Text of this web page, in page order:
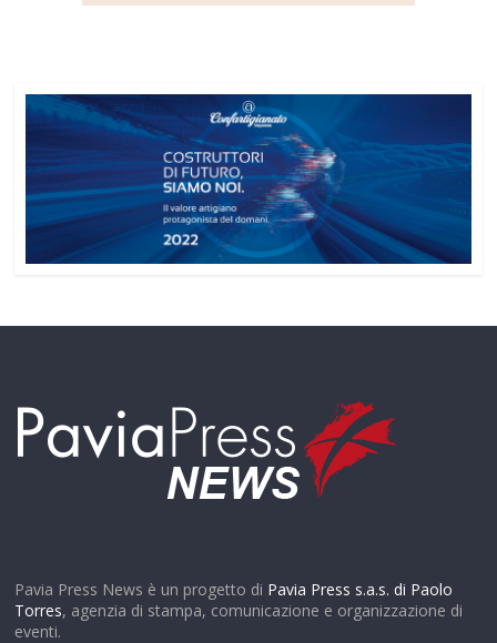
Pavia Press News è un progetto di Pavia Press s.a.s. di Paolo
Torres, agenzia di stampa, comunicazione e organizzazione di
eventi.